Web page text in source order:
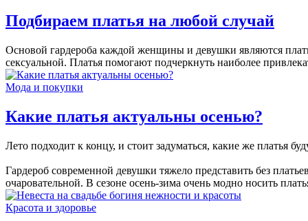
Подбираем платья на любой случай
Основой гардероба каждой женщины и девушки являются
сексуальной. Платья помогают подчеркнуть наиболее
Мода и покупки
Какие платья актуальны осенью?
Лето подходит к концу, и стоит задуматься, какие же платья
Гардероб современной девушки тяжело представить без
очаровательной. В сезоне осень-зима очень модно носить
Красота и здоровье